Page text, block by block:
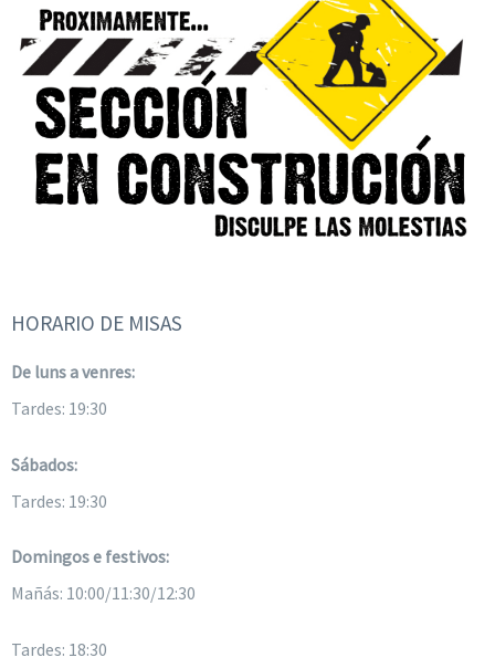
HORARIO DE MISAS
De luns a venres:
Tardes: 19:30
Sábados:
Tardes: 19:30
Domingos e festivos:
Mañás: 10:00/11:30/12:30
Tardes: 18:30